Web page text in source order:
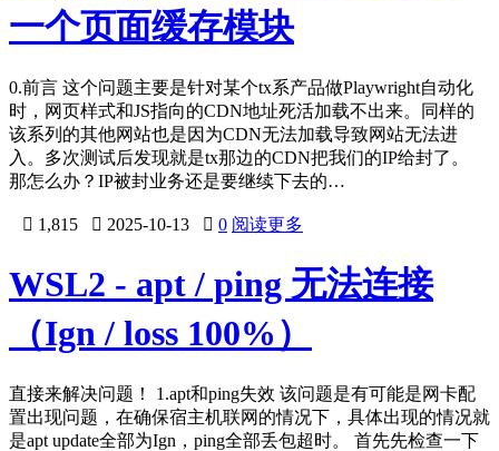
一个页面缓存模块
0.前言 这个问题主要是针对某个tx系产品做Playwright自动化
时，网页样式和JS指向的CDN地址死活加载不出来。同样的
该系列的其他网站也是因为CDN无法加载导致网站无法进
入。多次测试后发现就是tx那边的CDN把我们的IP给封了。
那怎么办？IP被封业务还是要继续下去的…
 1,815  2025-10-13  0 阅读更多
WSL2 - apt / ping 无法连接
（Ign / loss 100%）
直接来解决问题！ 1.apt和ping失效 该问题是有可能是网卡配
置出现问题，在确保宿主机联网的情况下，具体出现的情况就
是apt update全部为Ign，ping全部丢包超时。 首先先检查一下